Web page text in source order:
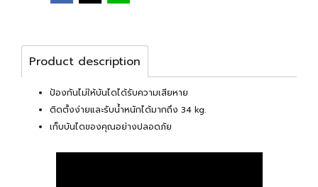
Product description
ป้องกันไม่ให้บันไดได้รับความเสียหาย
ติดตั้งง่ายและรับน้ำหนักได้มากถึง 34 kg.
เก็บบันไดของคุณอย่างปลอดภัย